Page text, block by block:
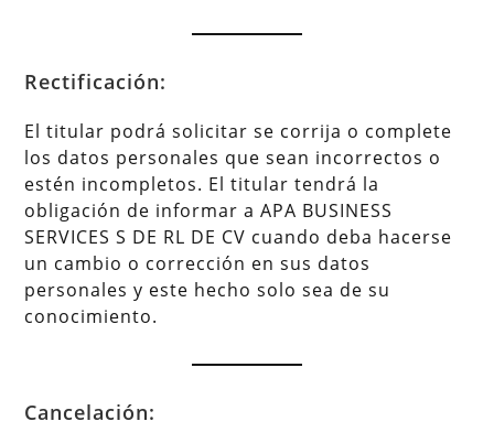
Rectificación:
El titular podrá solicitar se corrija o complete
los datos personales que sean incorrectos o
estén incompletos. El titular tendrá la
obligación de informar a APA BUSINESS
SERVICES S DE RL DE CV cuando deba hacerse
un cambio o corrección en sus datos
personales y este hecho solo sea de su
conocimiento.
Cancelación: